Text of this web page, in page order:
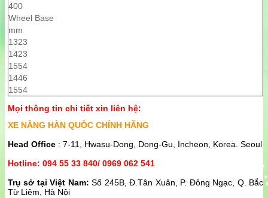
400
Wheel Base
mm
1323
1423
1554
1446
1554
Mọi thông tin chi tiết xin liên hệ:
XE NÂNG HÀN QUỐC CHÍNH HÃNG
Head Office : 7-11, Hwasu-Dong, Dong-Gu, Incheon, Korea. Seoul
Hotline: 094 55 33 840/ 0969 062 541
Trụ sở tại Việt Nam: Số 245B, Đ.Tân Xuân, P. Đông Ngạc, Q. Bắc
Từ Liêm, Hà Nội